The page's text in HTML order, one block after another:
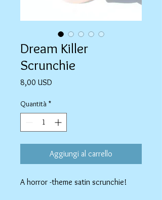
Dream Killer
Scrunchie
8,00 USD
Quantità *
Aggiungi al carrello
A horror -theme satin scrunchie!